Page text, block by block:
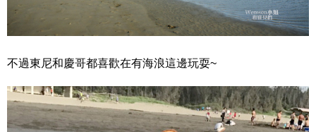
不過東尼和慶哥都喜歡在有海浪這邊玩耍~